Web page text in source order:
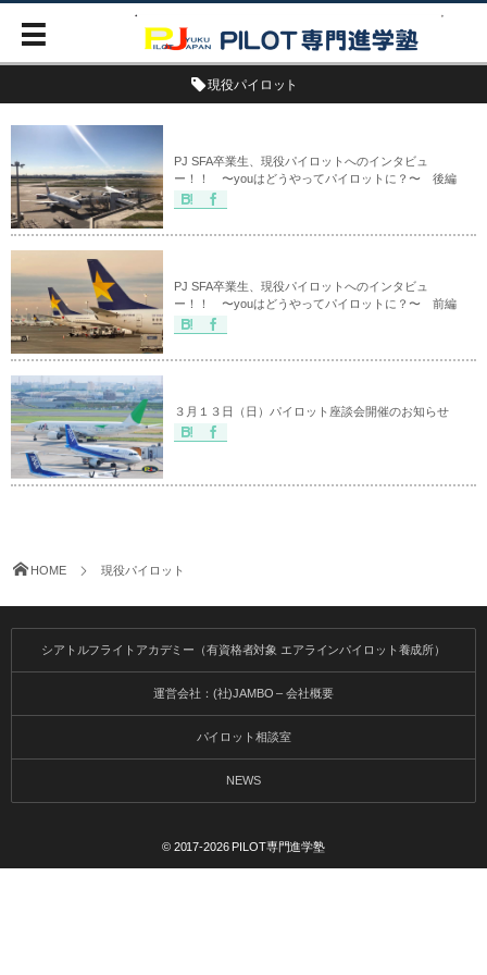
現役パイロット
PJ SFA卒業生、現役パイロットへのインタビュ
ー！！ 〜youはどうやってパイロットに？〜 後編
PJ SFA卒業生、現役パイロットへのインタビュ
ー！！ 〜youはどうやってパイロットに？〜 前編
３月１３日（日）パイロット座談会開催のお知らせ
HOME 現役パイロット
シアトルフライトアカデミー（有資格者対象 エアラインパイロット養成所）
運営会社：(社)JAMBO – 会社概要
パイロット相談室
NEWS
© 2017-2026 PILOT専門進学塾